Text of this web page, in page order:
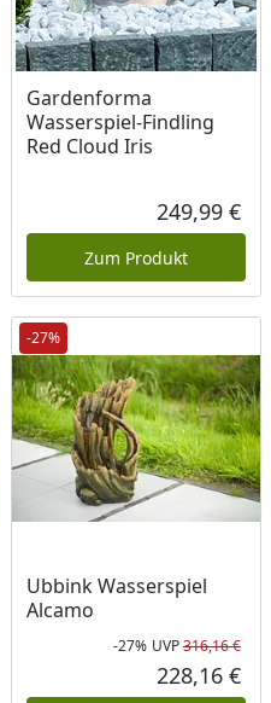
in ProzentPreis
Preis
Gardenforma
Wasserspiel-Findling
Red Cloud Iris
249,99 €
Zum Produkt
in ProzentPreis
Preis
-27%
Ubbink Wasserspiel
Alcamo
-27% UVP316,16 €
228,16 €